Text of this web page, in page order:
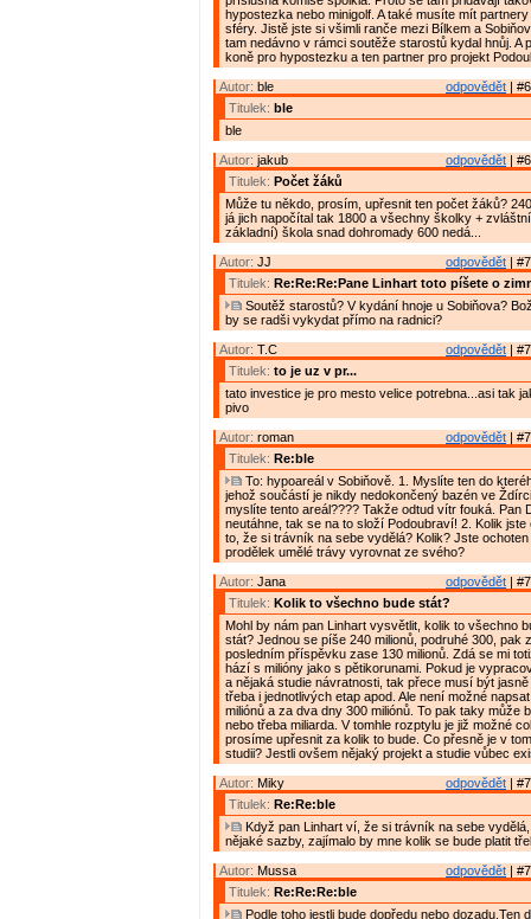
hypostezka nebo minigolf. A také musíte mít
sféry. Jistě jste si všimli ranče mezi Bílkem a
tam nedávno v rámci soutěže starostů kydal hnůj. A
koně pro hypostezku a ten partner pro projekt
odpovědět |
Autor: ble
Titulek: ble
ble
odpovědět |
Autor: jakub
Titulek: Počet žáků
Může tu někdo, prosím, upřesnit ten počet žáků?
já jich napočítal tak 1800 a všechny školky +
základní) škola snad dohromady 600 nedá...
odpovědět |
Autor: JJ
Titulek: Re:Re:Re:Pane Linhart toto píšete o
Soutěž starostů? V kydání hnoje u Sobiňova?
by se radši vykydat přímo na radnici?
odpovědět |
Autor: T.C
Titulek: to je uz v pr...
tato investice je pro mesto velice potrebna...asi tak
pivo
odpovědět |
Autor: roman
Titulek: Re:ble
To: hypoareál v Sobiňově. 1. Myslíte ten do
jehož součástí je nikdy nedokončený bazén ve
myslíte tento areál???? Takže odtud vítr fouká. Pan
neutáhne, tak se na to složí Podoubraví! 2. Kolik jste
to, že si trávník na sebe vydělá? Kolik? Jste
prodělek umělé trávy vyrovnat ze svého?
odpovědět |
Autor: Jana
Titulek: Kolik to všechno bude stát?
Mohl by nám pan Linhart vysvětlit, kolik to všechno
stát? Jednou se píše 240 milionů, podruhé 300, pak
posledním příspěvku zase 130 milionů. Zdá se mi
hází s milióny jako s pětikorunami. Pokud je
a nějaká studie návratnosti, tak přece musí být
třeba i jednotlivých etap apod. Ale není možné
miliónů a za dva dny 300 miliónů. To pak taky může
nebo třeba miliarda. V tomhle rozptylu je již možné
prosíme upřesnit za kolik to bude. Co přesně je v
studii? Jestli ovšem nějaký projekt a studie vůbec
odpovědět |
Autor: Miky
Titulek: Re:Re:ble
Když pan Linhart ví, že si trávník na sebe
nějaké sazby, zajímalo by mne kolik se bude platit
odpovědět |
Autor: Mussa
Titulek: Re:Re:Re:ble
Podle toho jestli bude dopředu nebo dozadu.Ten